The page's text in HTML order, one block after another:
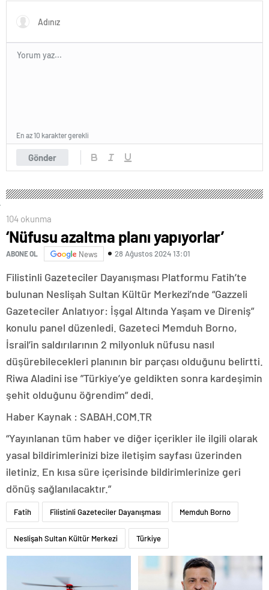
Gönder
En az 10 karakter gerekli
104 okunma
‘Nüfusu azaltma planı yapıyorlar’
ABONE OL News 28 Ağustos 2024 13:01
Filistinli Gazeteciler Dayanışması Platformu Fatih’te
bulunan Neslişah Sultan Kültür Merkezi’nde “Gazzeli
Gazeteciler Anlatıyor: İşgal Altında Yaşam ve Direniş”
konulu panel düzenledi. Gazeteci Memduh Borno,
İsrail’in saldırılarının 2 milyonluk nüfusu nasıl
düşürebilecekleri planının bir parçası olduğunu belirtti.
Riwa Aladini ise ”Türkiye’ye geldikten sonra kardeşimin
şehit olduğunu öğrendim” dedi.
Haber Kaynak : SABAH.COM.TR
“Yayınlanan tüm haber ve diğer içerikler ile ilgili olarak
yasal bildirimlerinizi bize iletişim sayfası üzerinden
iletiniz. En kısa süre içerisinde bildirimlerinize geri
dönüş sağlanılacaktır.”
Fatih Filistinli Gazeteciler Dayanışması Memduh Borno
Neslişah Sultan Kültür Merkezi Türkiye